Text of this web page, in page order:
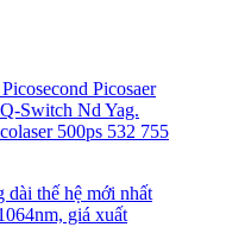
500ps 532 755